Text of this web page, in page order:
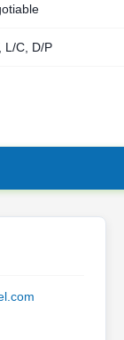
L/C, D/P